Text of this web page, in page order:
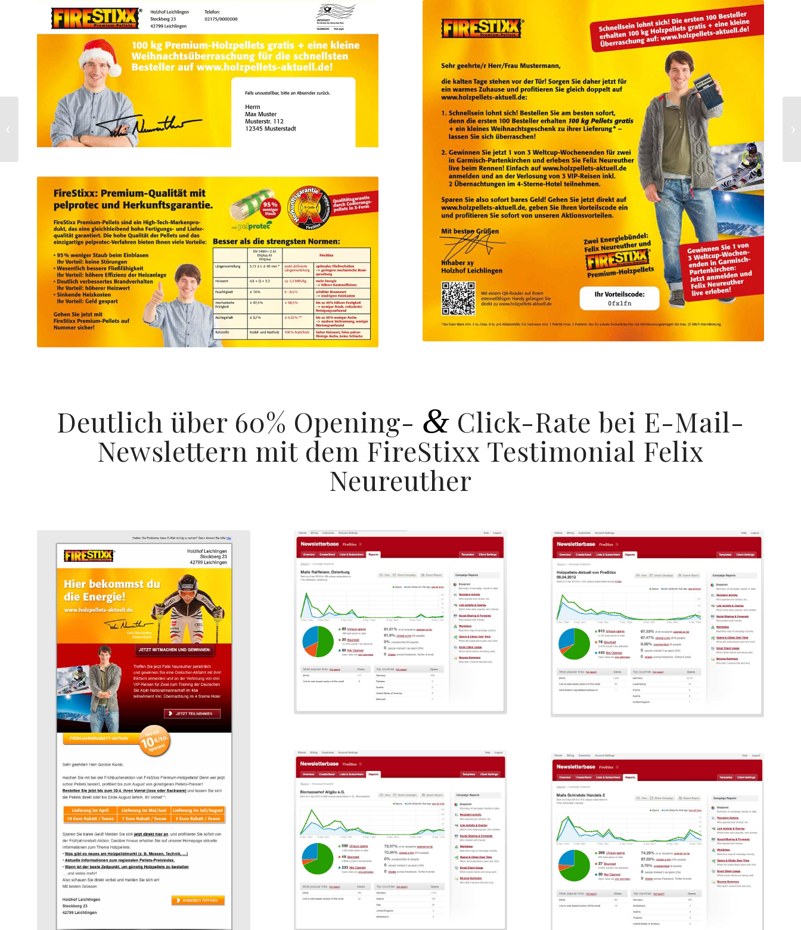
Deutlich über 60% Opening- & Click-Rate bei E-Mail-
Newslettern mit dem FireStixx Testimonial Felix
Neureuther
Ortho-RegiVital
Relaunch